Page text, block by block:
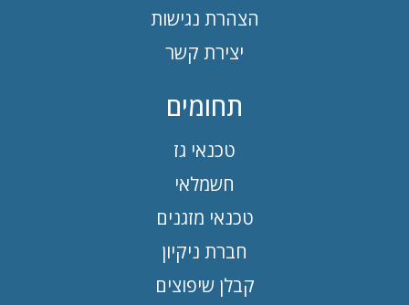
הצהרת נגישות
יצירת קשר
תחומים
טכנאי גז
חשמלאי
טכנאי מזגנים
חברת ניקיון
קבלן שיפוצים